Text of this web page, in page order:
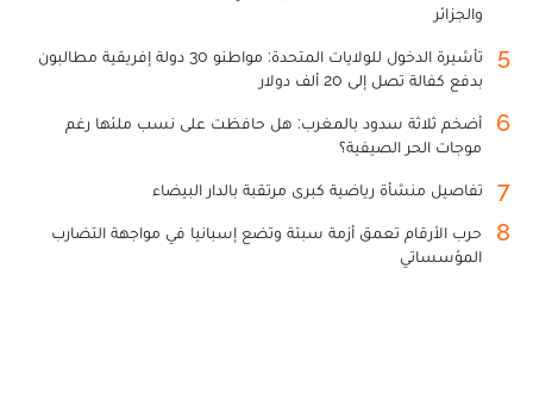
والجزائر
5
تأشيرة الدخول للولايات المتحدة: مواطنو 30 دولة إفريقية مطالبون
بدفع كفالة تصل إلى 20 ألف دولار
6
أضخم ثلاثة سدود بالمغرب: هل حافظت على نسب ملئها رغم
موجات الحر الصيفية؟
7 تفاصيل منشأة رياضية كبرى مرتقبة بالدار البيضاء
8
حرب الأرقام تعمق أزمة سبتة وتضع إسبانيا في مواجهة التضارب
المؤسساتي